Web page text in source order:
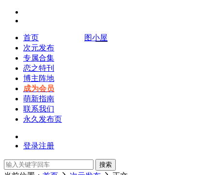
图小屋
首页
次元发布
专属合集
恋之特刊
博主阵地
成为会员
萌新指南
联系我们
永久发布页
登录注册
搜索